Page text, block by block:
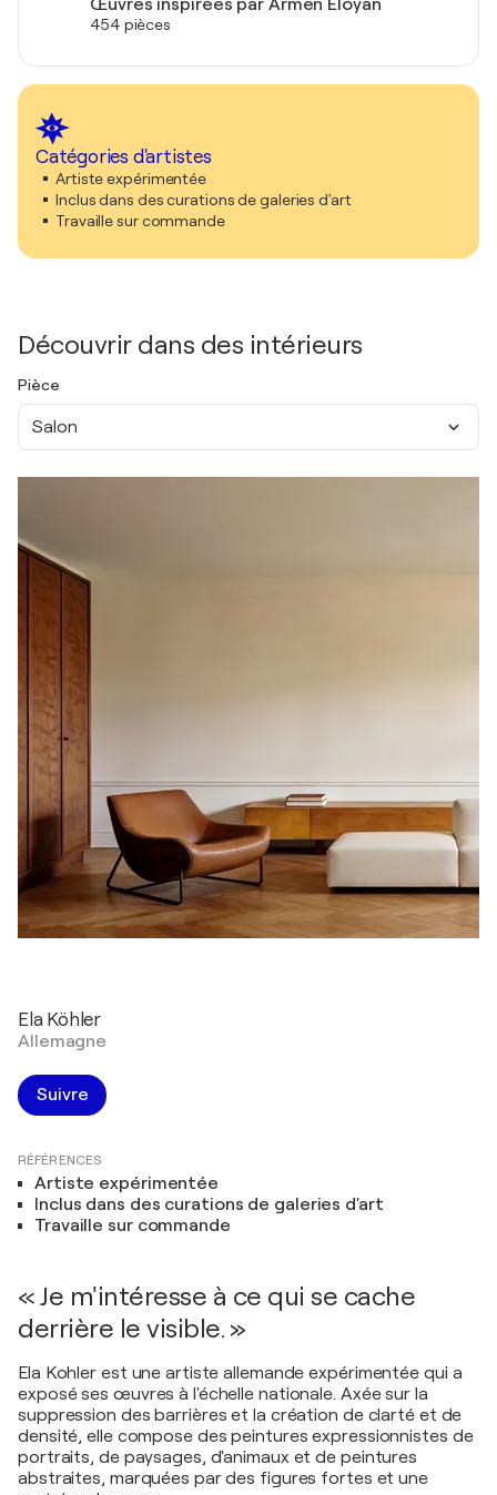
Œuvres inspirées par Armen Eloyan
454 pièces
Catégories d'artistes
Artiste expérimentée
Inclus dans des curations de galeries d'art
Travaille sur commande
Découvrir dans des intérieurs
Pièce
Salon
Ela Köhler
Allemagne
Suivre
RÉFÉRENCES
Artiste expérimentée
Inclus dans des curations de galeries d'art
Travaille sur commande
« Je m'intéresse à ce qui se cache
derrière le visible. »
Ela Kohler est une artiste allemande expérimentée qui a
exposé ses œuvres à l'échelle nationale. Axée sur la
suppression des barrières et la création de clarté et de
densité, elle compose des peintures expressionnistes de
portraits, de paysages, d'animaux et de peintures
abstraites, marquées par des figures fortes et une